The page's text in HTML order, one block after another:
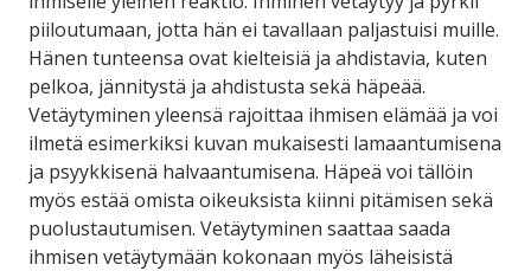
piiloutumaan, jotta hän ei tavallaan paljastuisi muille.
Hänen tunteensa ovat kielteisiä ja ahdistavia, kuten
pelkoa, jännitystä ja ahdistusta sekä häpeää.
Vetäytyminen yleensä rajoittaa ihmisen elämää ja voi
ilmetä esimerkiksi kuvan mukaisesti lamaantumisena
ja psyykkisenä halvaantumisena. Häpeä voi tällöin
myös estää omista oikeuksista kiinni pitämisen sekä
puolustautumisen. Vetäytyminen saattaa saada
ihmisen vetäytymään kokonaan myös läheisistä